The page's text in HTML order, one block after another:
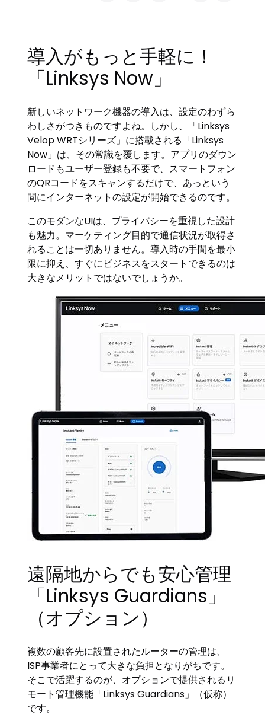
導入がもっと手軽に！
「Linksys Now」
新しいネットワーク機器の導入は、設定のわずら
わしさがつきものですよね。しかし、「Linksys
Velop WRTシリーズ」に搭載される「Linksys
Now」は、その常識を覆します。アプリのダウン
ロードもユーザー登録も不要で、スマートフォン
のQRコードをスキャンするだけで、あっという
間にインターネットの設定が開始できるのです。
このモダンなUIは、プライバシーを重視した設計
も魅力。マーケティング目的で通信状況が取得さ
れることは一切ありません。導入時の手間を最小
限に抑え、すぐにビジネスをスタートできるのは
大きなメリットではないでしょうか。
遠隔地からでも安心管理
「Linksys Guardians」
（オプション）
複数の顧客先に設置されたルーターの管理は、
ISP事業者にとって大きな負担となりがちです。
そこで活躍するのが、オプションで提供されるリ
モート管理機能「Linksys Guardians」（仮称）
です。